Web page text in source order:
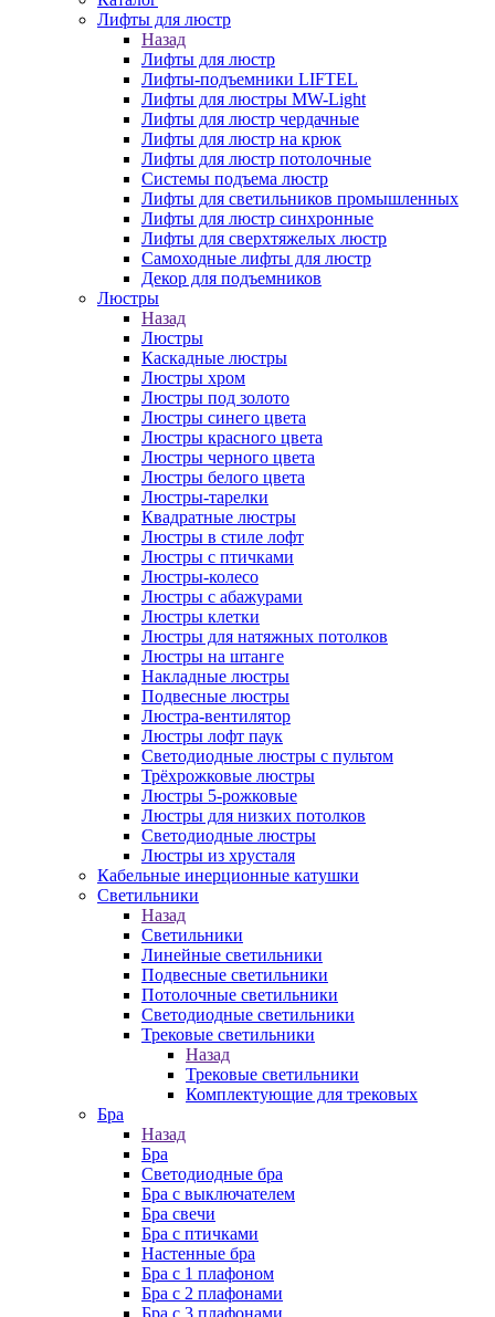
Лифты для люстр
Назад
Лифты для люстр
Лифты-подъемники LIFTEL
Лифты для люстры MW-Light
Лифты для люстр чердачные
Лифты для люстр на крюк
Лифты для люстр потолочные
Системы подъема люстр
Лифты для светильников промышленных
Лифты для люстр синхронные
Лифты для сверхтяжелых люстр
Самоходные лифты для люстр
Декор для подъемников
Люстры
Назад
Люстры
Каскадные люстры
Люстры хром
Люстры под золото
Люстры синего цвета
Люстры красного цвета
Люстры черного цвета
Люстры белого цвета
Люстры-тарелки
Квадратные люстры
Люстры в стиле лофт
Люстры с птичками
Люстры-колесо
Люстры с абажурами
Люстры клетки
Люстры для натяжных потолков
Люстры на штанге
Накладные люстры
Подвесные люстры
Люстра-вентилятор
Люстры лофт паук
Светодиодные люстры с пультом
Трёхрожковые люстры
Люстры 5-рожковые
Люстры для низких потолков
Cветодиодные люстры
Люстры из хрусталя
Кабельные инерционные катушки
Светильники
Назад
Светильники
Линейные светильники
Подвесные светильники
Потолочные светильники
Светодиодные светильники
Трековые светильники
Назад
Трековые светильники
Комплектующие для трековых
Бра
Назад
Бра
Светодиодные бра
Бра с выключателем
Бра свечи
Бра с птичками
Настенные бра
Бра с 1 плафоном
Бра с 2 плафонами
Бра с 3 плафонами